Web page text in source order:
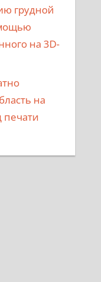
грудной
на 3D-
на
печати